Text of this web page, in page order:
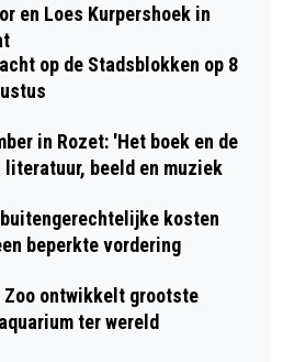
en Loes Kurpershoek in
op de Stadsblokken op 8
in Rozet: 'Het boek en de
literatuur, beeld en muziek
kosten
beperkte vordering
Zoo ontwikkelt grootste
ter wereld